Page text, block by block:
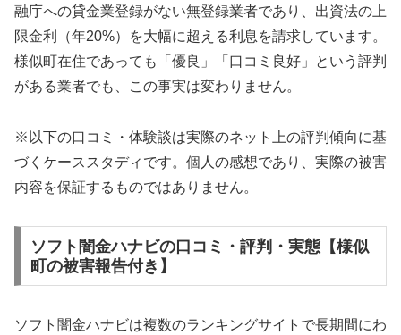
融庁への貸金業登録がない無登録業者であり、出資法の上
限金利（年20%）を大幅に超える利息を請求しています。
様似町在住であっても「優良」「口コミ良好」という評判
がある業者でも、この事実は変わりません。
※以下の口コミ・体験談は実際のネット上の評判傾向に基
づくケーススタディです。個人の感想であり、実際の被害
内容を保証するものではありません。
ソフト闇金ハナビの口コミ・評判・実態【様似
町の被害報告付き】
ソフト闇金ハナビは複数のランキングサイトで長期間にわ